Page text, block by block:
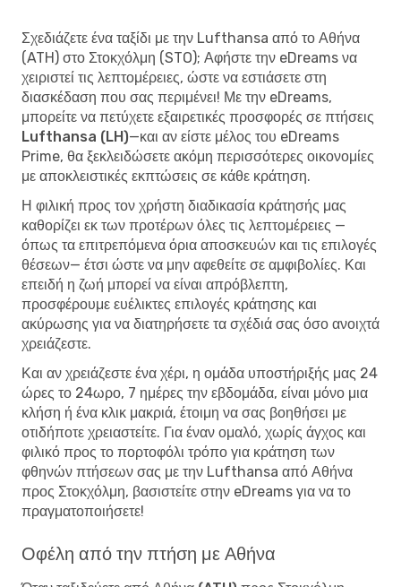
Σχεδιάζετε ένα ταξίδι με την Lufthansa από το Αθήνα
(ATH) στο Στοκχόλμη (STO); Αφήστε την eDreams να
χειριστεί τις λεπτομέρειες, ώστε να εστιάσετε στη
διασκέδαση που σας περιμένει! Με την eDreams,
μπορείτε να πετύχετε εξαιρετικές προσφορές σε πτήσεις
Lufthansa (LH)—και αν είστε μέλος του eDreams
Prime, θα ξεκλειδώσετε ακόμη περισσότερες οικονομίες
με αποκλειστικές εκπτώσεις σε κάθε κράτηση.
Η φιλική προς τον χρήστη διαδικασία κράτησής μας
καθορίζει εκ των προτέρων όλες τις λεπτομέρειες —
όπως τα επιτρεπόμενα όρια αποσκευών και τις επιλογές
θέσεων— έτσι ώστε να μην αφεθείτε σε αμφιβολίες. Και
επειδή η ζωή μπορεί να είναι απρόβλεπτη,
προσφέρουμε ευέλικτες επιλογές κράτησης και
ακύρωσης για να διατηρήσετε τα σχέδιά σας όσο ανοιχτά
χρειάζεστε.
Και αν χρειάζεστε ένα χέρι, η ομάδα υποστήριξής μας 24
ώρες το 24ωρο, 7 ημέρες την εβδομάδα, είναι μόνο μια
κλήση ή ένα κλικ μακριά, έτοιμη να σας βοηθήσει με
οτιδήποτε χρειαστείτε. Για έναν ομαλό, χωρίς άγχος και
φιλικό προς το πορτοφόλι τρόπο για κράτηση των
φθηνών πτήσεων σας με την Lufthansa από Αθήνα
προς Στοκχόλμη, βασιστείτε στην eDreams για να το
πραγματοποιήσετε!
Οφέλη από την πτήση με Αθήνα